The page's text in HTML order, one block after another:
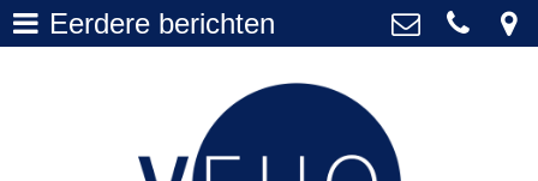
VEUO
+31 20 577 1010
secretariaat@veuo.nl
Eerdere berichten